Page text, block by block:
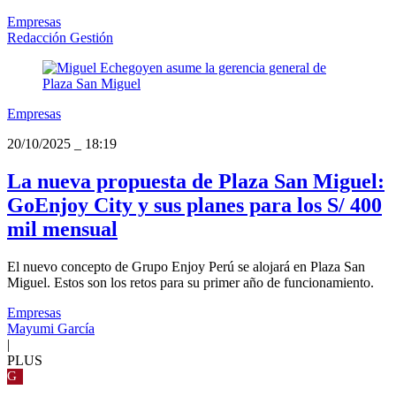
Empresas
Redacción Gestión
Empresas
20/10/2025
18:19
La nueva propuesta de Plaza San Miguel:
GoEnjoy City y sus planes para los S/ 400
mil mensual
El nuevo concepto de Grupo Enjoy Perú se alojará en Plaza San
Miguel. Estos son los retos para su primer año de funcionamiento.
Empresas
Mayumi García
|
PLUS
G